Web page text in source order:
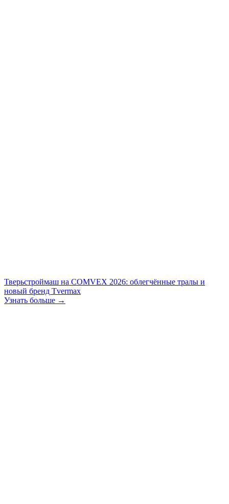
Тверьстроймаш на COMVEX 2026: облегчённые тралы и
новый бренд Tvermax
Узнать больше →